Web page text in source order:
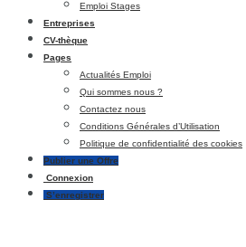
Emploi Stages
Entreprises
CV-thèque
Pages
Actualités Emploi
Qui sommes nous ?
Contactez nous
Conditions Générales d’Utilisation
Politique de confidentialité des cookies
Publier une Offre
Connexion
S’enregistrer